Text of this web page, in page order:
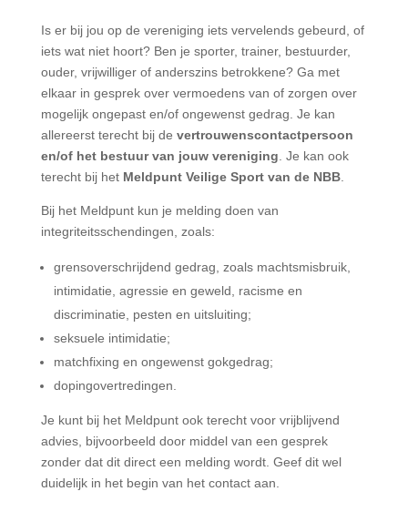
Is er bij jou op de vereniging iets vervelends gebeurd, of
iets wat niet hoort? Ben je sporter, trainer, bestuurder,
ouder, vrijwilliger of anderszins betrokkene? Ga met
elkaar in gesprek over vermoedens van of zorgen over
mogelijk ongepast en/of ongewenst gedrag. Je kan
allereerst terecht bij de vertrouwenscontactpersoon
en/of het bestuur van jouw vereniging . Je kan ook
terecht bij het Meldpunt Veilige Sport van de NBB.
Bij het Meldpunt kun je melding doen van
integriteitsschendingen, zoals:
grensoverschrijdend gedrag, zoals machtsmisbruik,
intimidatie, agressie en geweld, racisme en
discriminatie, pesten en uitsluiting;
seksuele intimidatie;
matchfixing en ongewenst gokgedrag;
dopingovertredingen.
Je kunt bij het Meldpunt ook terecht voor vrijblijvend
advies, bijvoorbeeld door middel van een gesprek
zonder dat dit direct een melding wordt. Geef dit wel
duidelijk in het begin van het contact aan.